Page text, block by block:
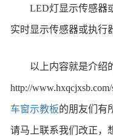
LED灯显示传感器或
实时显示传感器或执行
以上内容就是介绍
http://
车窗示教板的朋友们有
请马上联系我们改正，